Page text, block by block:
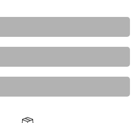
Cadeiras- Kravo 26
Banquetas Kravo
Jantar Elegantes- Kravo